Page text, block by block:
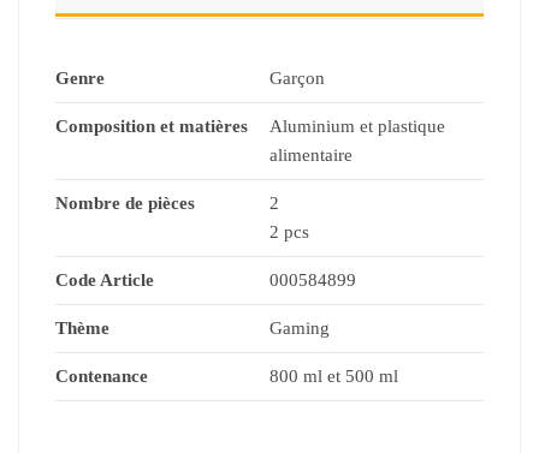
Genre Garçon
Composition et matières
Aluminium et plastique
alimentaire
Nombre de pièces
2
2 pcs
Code Article 000584899
Thème Gaming
Contenance 800 ml et 500 ml